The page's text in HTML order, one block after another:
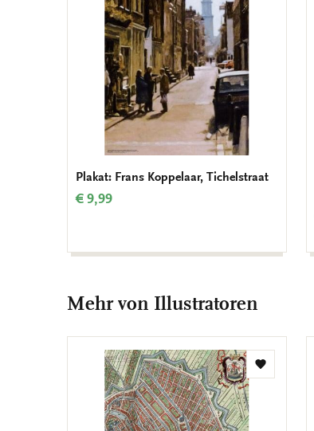
Plakat: Frans Koppelaar, Tichelstraat
€ 9,99
Mehr von Illustratoren
Zur